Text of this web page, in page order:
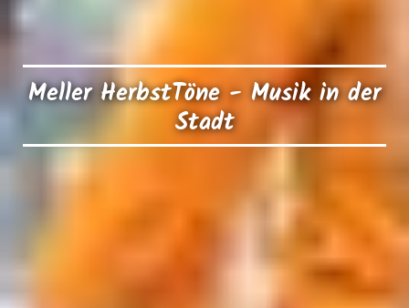
Meller HerbstTöne - Musik in der
Stadt